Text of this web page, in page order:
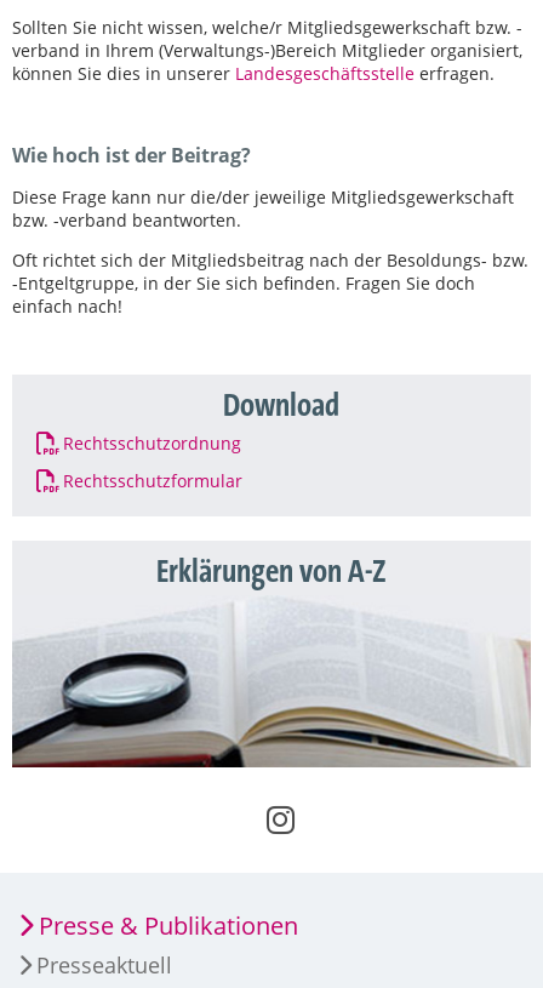
Download
Rechtsschutzordnung
Rechtsschutzformular
Erklärungen von A-Z
Sollten Sie nicht wissen, welche/r Mitgliedsgewerkschaft bzw. -
verband in Ihrem (Verwaltungs-)Bereich Mitglieder organisiert,
können Sie dies in unserer Landesgeschäftsstelle erfragen.
Wie hoch ist der Beitrag?
Diese Frage kann nur die/der jeweilige Mitgliedsgewerkschaft
bzw. -verband beantworten.
Oft richtet sich der Mitgliedsbeitrag nach der Besoldungs- bzw.
-Entgeltgruppe, in der Sie sich befinden. Fragen Sie doch
einfach nach!
Presse & Publikationen
Presseaktuell